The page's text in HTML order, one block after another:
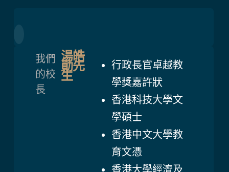
我們
的校
長
湯皓
勛先
生
行政長官卓越教
學獎嘉許狀
香港科技大學文
學碩士
香港中文大學教
育文憑
香港大學經濟及